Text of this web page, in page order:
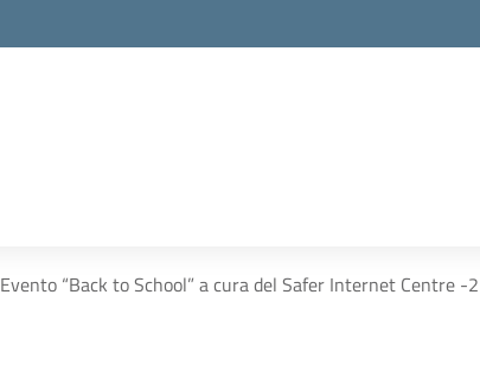
Evento “Back to School” a cura del Safer Internet Centre